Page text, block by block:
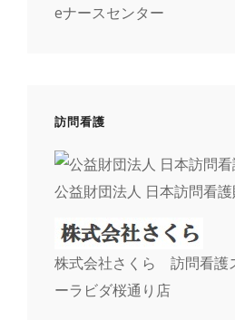
eナースセンター
訪問看護
公益財団法人 日本訪問看
株式会社さくら 訪問看
ーラビダ桜通り店